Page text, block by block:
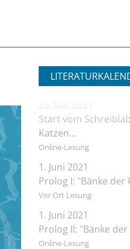
25. Mai 2021
Start vom
Katzen…
Online-Lesung
1. Juni 2021
Prolog I: "Bänke der
Vor Ort Lesung
1. Juni 2021
Prolog II: "Bänke
Online-Lesung